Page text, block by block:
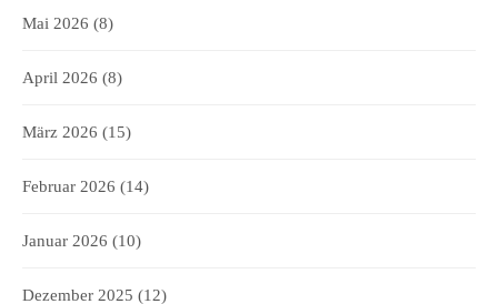
Mai 2026 (8)
April 2026 (8)
März 2026 (15)
Februar 2026 (14)
Januar 2026 (10)
Dezember 2025 (12)